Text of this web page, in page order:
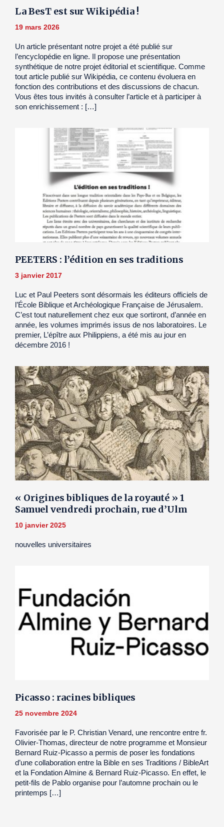
La BesT est sur Wikipédia !
19 mars 2026
Un article présentant notre projet a été publié sur
l’encyclopédie en ligne. Il propose une présentation
synthétique de notre projet éditorial et scientifique. Comme
tout article publié sur Wikipédia, ce contenu évoluera en
fonction des contributions et des discussions de chacun.
Vous êtes tous invités à consulter l’article et à participer à
son enrichissement : […]
PEETERS : l’édition en ses traditions
3 janvier 2017
Luc et Paul Peeters sont désormais les éditeurs officiels de
l’École Biblique et Archéologique Française de Jérusalem.
C’est tout naturellement chez eux que sortiront, d’année en
année, les volumes imprimés issus de nos laboratoires. Le
premier, L’épître aux Philippiens, a été mis au jour en
décembre 2016 !
« Origines bibliques de la royauté » 1
Samuel vendredi prochain, rue d’Ulm
10 janvier 2025
nouvelles universitaires
Picasso : racines bibliques
25 novembre 2024
Favorisée par le P. Christian Venard, une rencontre entre fr.
Olivier-Thomas, directeur de notre programme et Monsieur
Bernard Ruiz-Picasso a permis de poser les fondations
d’une collaboration entre la Bible en ses Traditions / BibleArt
et la Fondation Almine & Bernard Ruiz-Picasso. En effet, le
petit-fils de Pablo organise pour l’automne prochain ou le
printemps […]